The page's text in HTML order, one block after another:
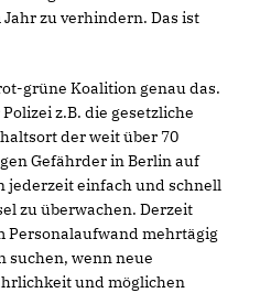
zu verhindern. Das ist
grüne Koalition genau das.
z.B. die gesetzliche
der weit über 70
Gefährder in Berlin auf
einfach und schnell
zu überwachen. Derzeit
Personalaufwand mehrtägig
suchen, wenn neue
und möglichen